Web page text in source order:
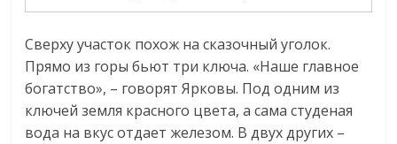
Сверху участок похож на сказочный уголок.
Прямо из горы бьют три ключа. «Наше главное
богатство», – говорят Ярковы. Под одним из
ключей земля красного цвета, а сама студеная
вода на вкус отдает железом. В двух других –